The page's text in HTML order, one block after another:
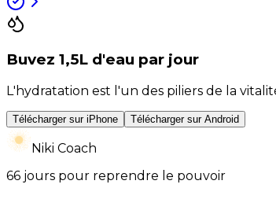
Buvez 1,5L d'eau par jour
L'hydratation est l'un des piliers de la
Télécharger sur iPhone Télécharger sur Android
Niki Coach
66 jours pour reprendre le pouvoir